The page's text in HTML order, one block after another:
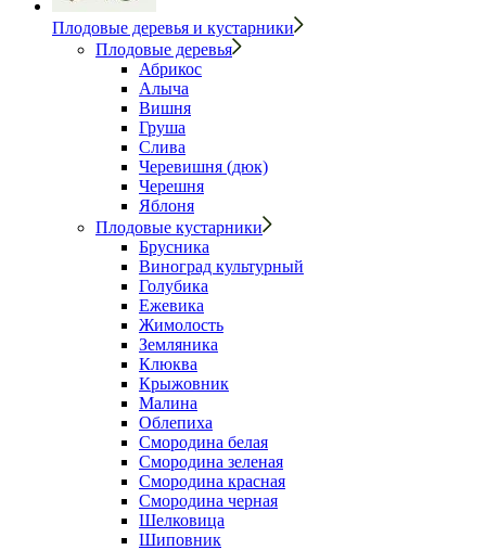
Плодовые деревья и кустарники
Плодовые деревья
Абрикос
Алыча
Вишня
Груша
Слива
Черевишня (дюк)
Черешня
Яблоня
Плодовые кустарники
Брусника
Виноград культурный
Голубика
Ежевика
Жимолость
Земляника
Клюква
Крыжовник
Малина
Облепиха
Смородина белая
Смородина зеленая
Смородина красная
Смородина черная
Шелковица
Шиповник